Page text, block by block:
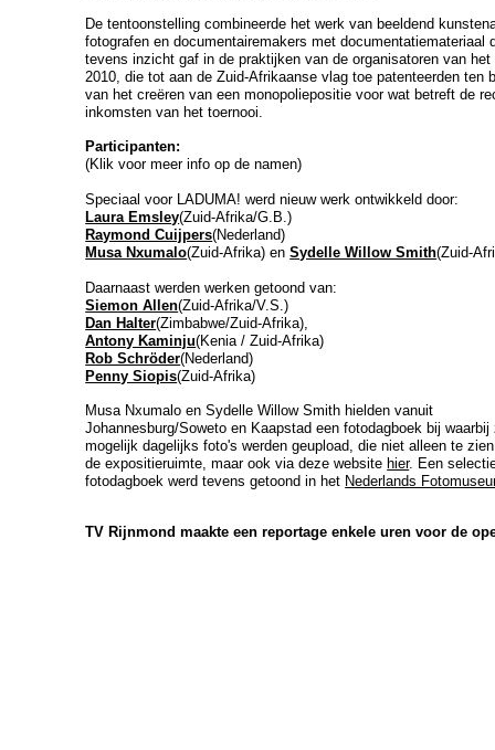
De tentoonstelling combineerde het werk van beeldend
fotografen en documentairemakers met documentatiemateriaal
tevens inzicht gaf in de praktijken van de organisatoren van het
2010, die tot aan de Zuid-Afrikaanse vlag toe patenteerden ten
van het creëren van een monopoliepositie voor wat betreft de
inkomsten van het toernooi.
Participanten:
(Klik voor meer info op de namen)
Speciaal voor LADUMA! werd nieuw werk ontwikkeld door:
Laura Emsley(Zuid-Afrika/G.B.)
Raymond Cuijpers(Nederland)
Musa Nxumalo(Zuid-Afrika) en Sydelle Willow Smith(Zuid-
Daarnaast werden werken getoond van:
Siemon Allen(Zuid-Afrika/V.S.)
Dan Halter(Zimbabwe/Zuid-Afrika),
Antony Kaminju(Kenia / Zuid-Afrika)
Rob Schröder(Nederland)
Penny Siopis(Zuid-Afrika)
Musa Nxumalo en Sydelle Willow Smith hielden vanuit
Johannesburg/Soweto en Kaapstad een fotodagboek bij waarbij
mogelijk dagelijks foto's werden geupload, die niet alleen te
de expositieruimte, maar ook via deze website hier. Een
fotodagboek werd tevens getoond in het Nederlands
TV Rijnmond maakte een reportage enkele uren voor de